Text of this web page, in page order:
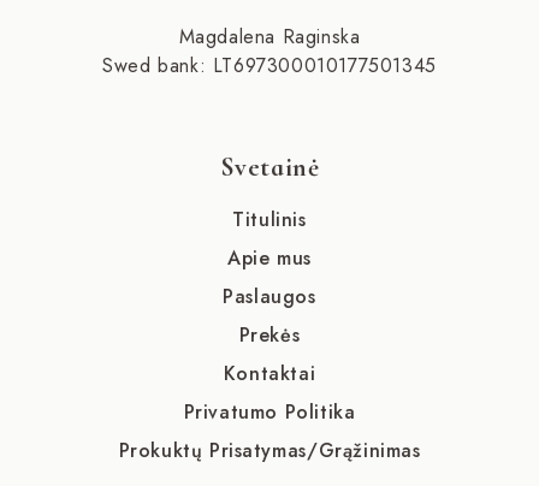
Magdalena Raginska
Swed bank: LT697300010177501345
Svetainė
Titulinis
Apie mus
Paslaugos
Prekės
Kontaktai
Privatumo Politika
Prokuktų Prisatymas/Grąžinimas